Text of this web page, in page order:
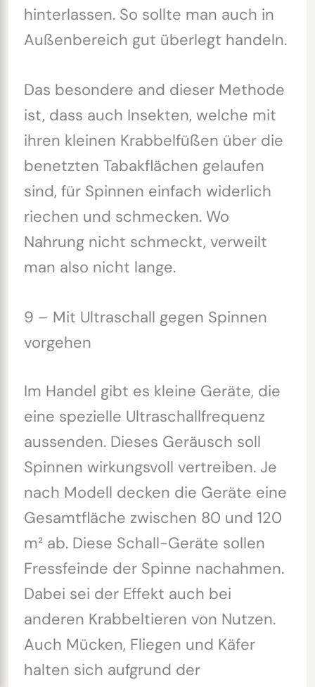
hinterlassen. So sollte man auch in
Außenbereich gut überlegt handeln.
Das besondere and dieser Methode
ist, dass auch Insekten, welche mit
ihren kleinen Krabbelfüßen über die
benetzten Tabakflächen gelaufen
sind, für Spinnen einfach widerlich
riechen und schmecken. Wo
Nahrung nicht schmeckt, verweilt
man also nicht lange.
9 – Mit Ultraschall gegen Spinnen
vorgehen
Im Handel gibt es kleine Geräte, die
eine spezielle Ultraschallfrequenz
aussenden. Dieses Geräusch soll
Spinnen wirkungsvoll vertreiben. Je
nach Modell decken die Geräte eine
Gesamtfläche zwischen 80 und 120
m² ab. Diese Schall-Geräte sollen
Fressfeinde der Spinne nachahmen.
Dabei sei der Effekt auch bei
anderen Krabbeltieren von Nutzen.
Auch Mücken, Fliegen und Käfer
halten sich aufgrund der